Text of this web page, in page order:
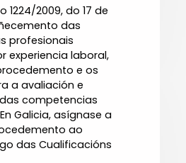
1224/2009, do 17 de
das
profesionais
experiencia laboral,
e os
a avaliación e
competencias
Galicia, asígnase a
ao
das Cualificacións